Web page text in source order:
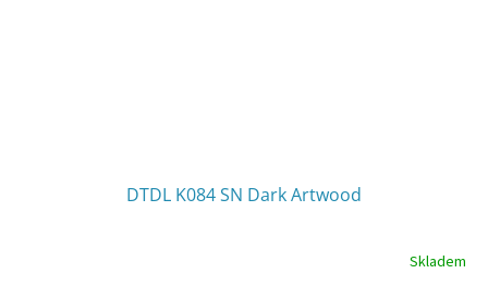
DTDL K084 SN Dark Artwood
Skladem